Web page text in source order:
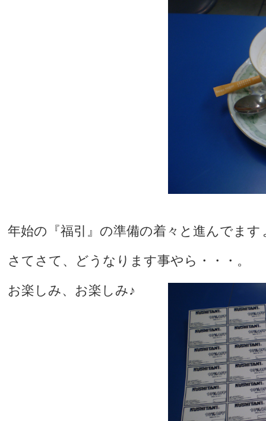
年始の『福引』の準備の着々と進んでます
さてさて、どうなります事やら・・・。
お楽しみ、お楽しみ♪